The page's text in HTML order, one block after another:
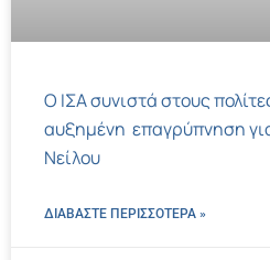
Ο ΙΣΑ συνιστά στους
αυξημένη επαγρύπνηση
Νείλου
ΔΙΑΒΑΣΤΕ ΠΕΡΙΣΣΌΤΕΡΑ »